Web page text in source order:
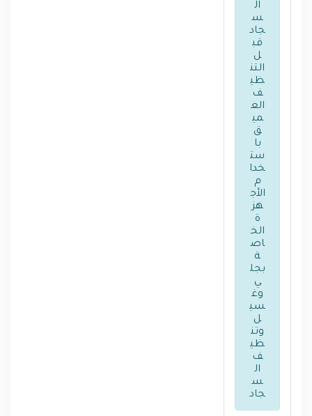
ال
س
جاد
قب
ل
التن
ظي
ف
الع
مي
ق
با
ست
خدا
م
الأج
هز
ة
الخ
اص
ة
بجل
ي
وغ
سي
ل
وتن
ظي
ف
ال
س
جاد